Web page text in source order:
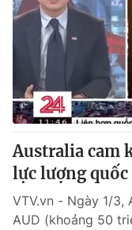
Chất lượng cuộc
Tuyển sinh
Học trực tuyến
Công nghệ
Hitech Công nghệ
Sản phẩm
Thị trường
Tư vấn
Giao lưu trực
Lịch phát sóng
Chuyên mục khác
Emagazine
Australia cam
lực lượng
VTV.vn - Ngày 1/3,
AUD (khoảng 50